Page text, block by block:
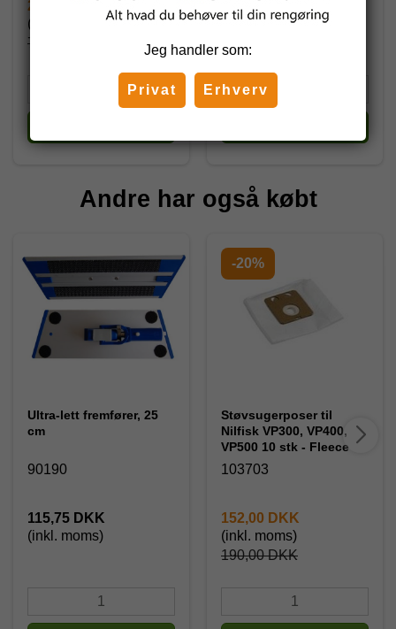
7.032,50 DKK
2.618,75 DKK
(inkl. moms)
3.195,00 DKK
(inkl. moms)
Andre har også købt
Ultra-lett fremfører, 25
cm
90190
115,75 DKK
(inkl. moms)
-20%
Støvsugerposer til
Nilfisk VP300, VP400,
VP500 10 stk - Fleece
103703
190,00 DKK
152,00 DKK
(inkl. moms)
Jeg handler som:
Privat Erhverv